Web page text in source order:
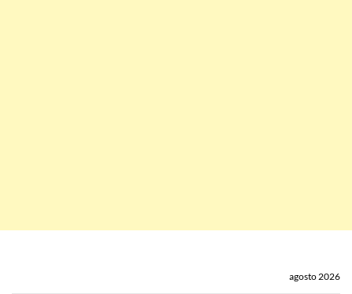
agosto 2026